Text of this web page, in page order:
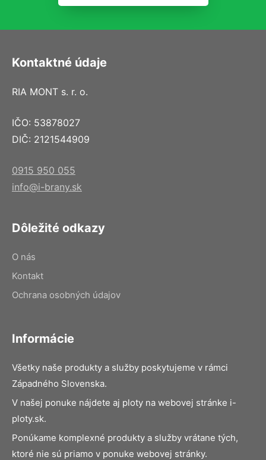
Kontaktné údaje
RIA MONT s. r. o.
IČO: 53878027
DIČ: 2121544909
0915 950 055
info@i-brany.sk
Dôležité odkazy
O nás
Kontakt
Ochrana osobných údajov
Informácie
Všetky naše produkty a služby poskytujeme v rámci
Západného Slovenska.
V našej ponuke nájdete aj ploty na webovej stránke i-
ploty.sk.
Ponúkame komplexné produkty a služby vrátane tých,
ktoré nie sú priamo v ponuke webovej stránky.